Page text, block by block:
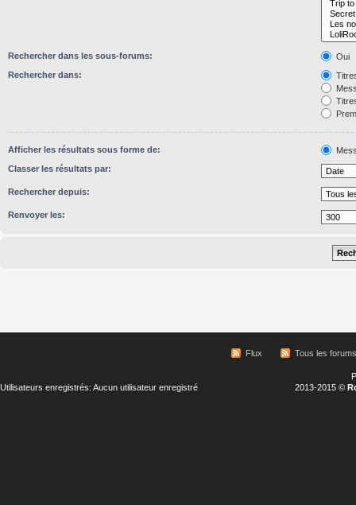
Rechercher dans les sous-forums:
Oui
Rechercher dans:
Afficher les résultats sous forme de:
Classer les résultats par:
Rechercher depuis:
Renvoyer les:
Flux Tous les forums
Utilisateurs enregistrés: Aucun utilisateur enregistré
2013-2015 ©